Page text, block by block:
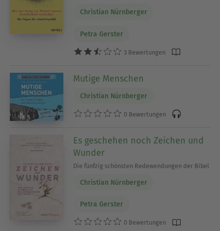
Christian Nürnberger
Petra Gerster
3 Bewertungen
Mutige Menschen
Christian Nürnberger
0 Bewertungen
Es geschehen noch Zeichen und
Wunder
Die fünfzig schönsten Redewendungen der Bibel
Christian Nürnberger
Petra Gerster
0 Bewertungen